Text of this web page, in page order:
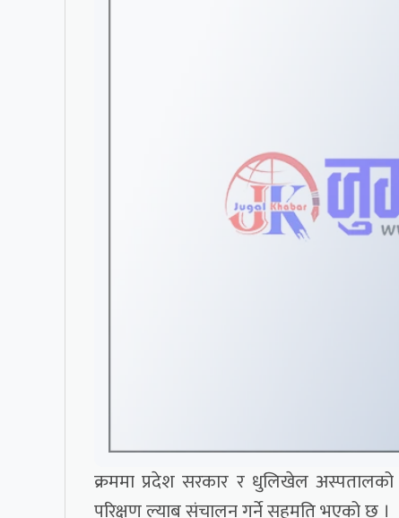
क्रममा प्रदेश सरकार र धुलिखेल
परिक्षण ल्याब संचालन गर्ने सहमति भएको छ ।